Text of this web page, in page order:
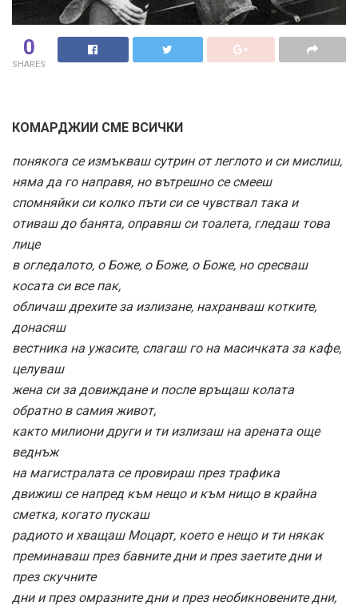
0
SHARES
КОМАРДЖИИ СМЕ ВСИЧКИ
понякога се измъкваш сутрин от леглото и си мислиш,
няма да го направя, но вътрешно се смееш
спомняйки си колко пъти си се чувствал така и
отиваш до банята, оправяш си тоалета, гледаш това
лице
в огледалото, о Боже, о Боже, о Боже, но сресваш
косата си все пак,
обличаш дрехите за излизане, нахранваш котките,
донасяш
вестника на ужасите, слагаш го на масичката за кафе,
целуваш
жена си за довиждане и после връщаш колата
обратно в самия живот,
както милиони други и ти излизаш на арената още
веднъж
на магистралата се провираш през трафика
движиш се напред към нещо и към нищо в крайна
сметка, когато пускаш
радиото и хващаш Моцарт, което е нещо и ти някак
преминаваш през бавните дни и през заетите дни и
през скучните
дни и през омразните дни и през необикновените дни,